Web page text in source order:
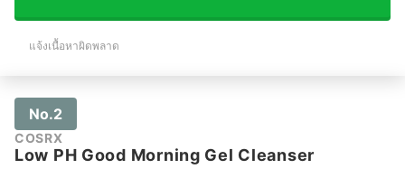
แจ้งเนื้อหาผิดพลาด
No.2
COSRX
Low PH Good Morning Gel Cleanser